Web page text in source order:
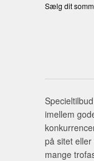
Sælg dit
imellem
på sitet
mange